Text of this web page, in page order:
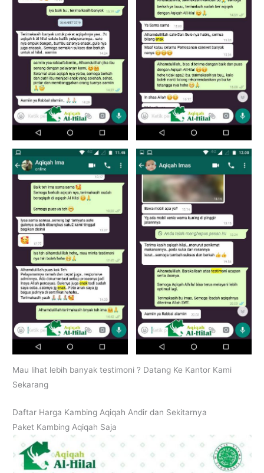
Mau lihat lebih banyak testimoni ? Datang Ke Kantor Kami
Sekarang
Daftar Harga Kambing Aqiqah Andir dan Sekitarnya
Paket Kambing Aqiqah Saja